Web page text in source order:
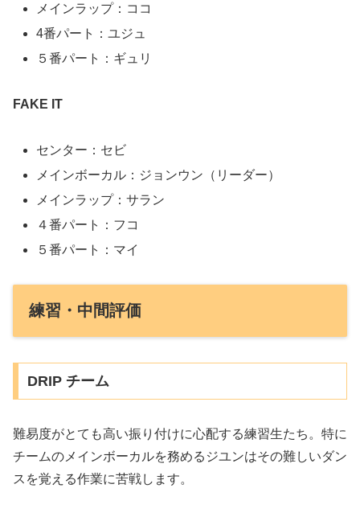
メインラップ：ココ
4番パート：ユジュ
５番パート：ギュリ
FAKE IT
センター：セビ
メインボーカル：ジョンウン（リーダー）
メインラップ：サラン
４番パート：フコ
５番パート：マイ
練習・中間評価
DRIP チーム
難易度がとても高い振り付けに心配する練習生たち。特に
チームのメインボーカルを務めるジユンはその難しいダン
スを覚える作業に苦戦します。